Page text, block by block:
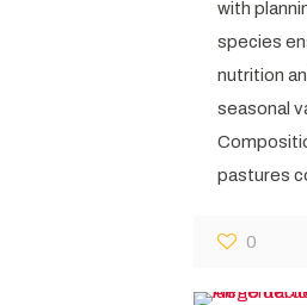
with
species
nutrition
seasonal
pastures
0